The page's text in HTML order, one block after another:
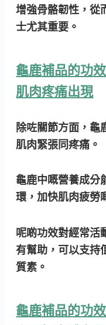
增強骨骼韌性，從
士尤其重要。
龜鹿補品的功
肌肉疼痛出現
除咗關節方面，龜
肌肉緊張同疼痛。
龜鹿中嘅營養成分
環，加快肌肉疲勞
呢啲功效對經常活
有幫助，可以支持
質素。
龜鹿補品的功